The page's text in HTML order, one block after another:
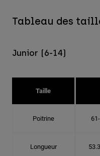
Tableau des
Junior (6-14)
Taille
Poitrine
Longueur